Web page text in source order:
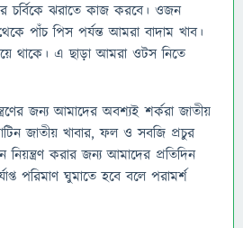
চর্বিকে ঝরাতে কাজ করবে। ওজন
পাঁচ পিস পর্যন্ত আমরা বাদাম খাব।
থাকে। এ ছাড়া আমরা ওটস নিতে
জন্য আমাদের অবশ্যই শর্করা জাতীয়
জাতীয় খাবার, ফল ও সবজি প্রচুর
করার জন্য আমাদের প্রতিদিন
পরিমাণ ঘুমাতে হবে বলে পরামর্শ